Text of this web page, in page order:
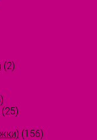
(2)
(25)
(156)